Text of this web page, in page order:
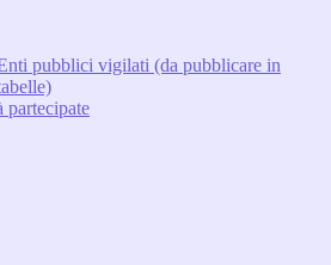
pubblici vigilati (da pubblicare in
partecipate